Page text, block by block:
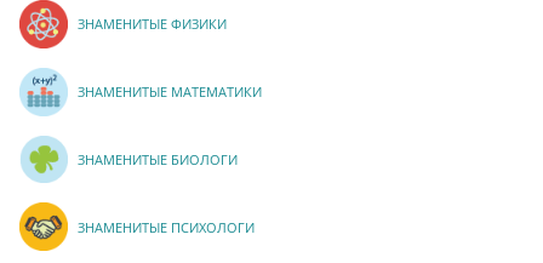
ЗНАМЕНИТЫЕ ФИЗИКИ
ЗНАМЕНИТЫЕ МАТЕМАТИКИ
ЗНАМЕНИТЫЕ БИОЛОГИ
ЗНАМЕНИТЫЕ ПСИХОЛОГИ